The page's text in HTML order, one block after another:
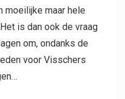
moeilijke maar hele
is dan ook de vraag
om, ondanks de
voor Visschers